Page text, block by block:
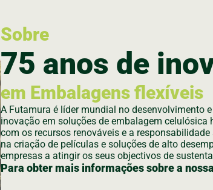
Sobre
75 anos de
em Embalagens flexíveis
A Futamura é líder mundial no desenvolvimento
inovação em soluções de embalagem
com os recursos renováveis e a
na criação de películas e soluções de alto
empresas a atingir os seus objectivos de
Para obter mais informações sobre a